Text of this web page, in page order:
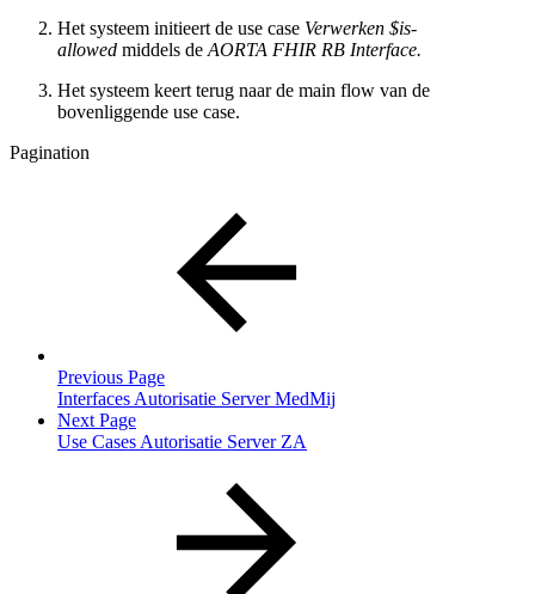
Het systeem initieert de use case Verwerken $is-
allowed middels de AORTA FHIR RB Interface.
Het systeem keert terug naar de main flow van de
bovenliggende use case.
Pagination
Previous Page
Interfaces Autorisatie Server MedMij
Next Page
Use Cases Autorisatie Server ZA